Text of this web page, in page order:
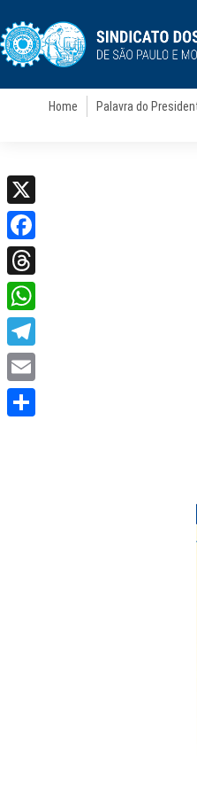
Home Palavra do
X
Facebook
Threads
WhatsApp
Telegram
Email